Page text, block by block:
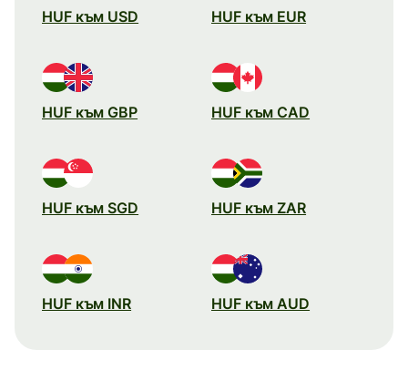
HUF към USD HUF към EUR
HUF към GBP HUF към CAD
HUF към SGD HUF към ZAR
HUF към INR HUF към AUD